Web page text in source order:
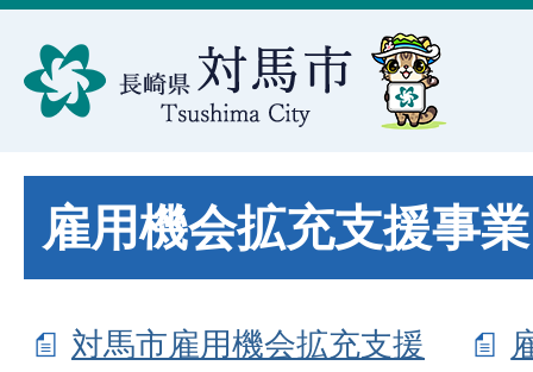
雇用機会拡充支援事業
対馬市雇用機会拡充支援